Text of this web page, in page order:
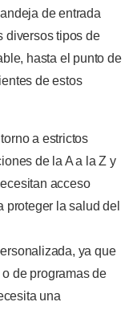
de entrada
diversos tipos de
hasta el punto de
de estos
a estrictos
de la A a la Z y
acceso
proteger la salud del
ya que
de programas de
una